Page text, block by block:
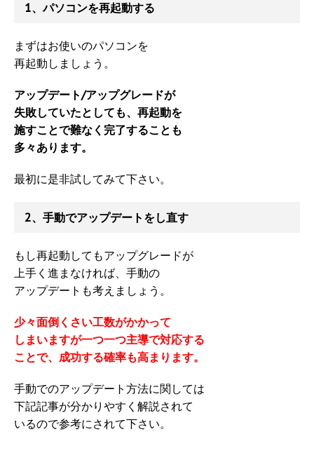
1、パソコンを再起動する
まずはお使いのパソコンを
再起動しましょう。
アップデート/アップグレードが
失敗していたとしても、再起動を
施すことで難なく完了することも
多々あります。
最初に是非試してみて下さい。
2、手動でアップデートをし直す
もし再起動してもアップグレードが
上手く進まなければ、手動の
アップデートも考えましょう。
少々面倒くさい工数がかかって
しまいますが一つ一つ主導で対応する
ことで、成功する確率も高まります。
手動でのアップデート方法に関しては
下記記事が分かりやすく解説されて
いるので参考にされて下さい。